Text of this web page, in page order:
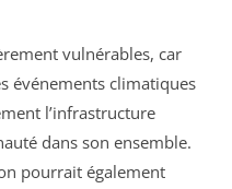
vulnérables, car
événements climatiques
l’infrastructure
dans son ensemble.
pourrait également